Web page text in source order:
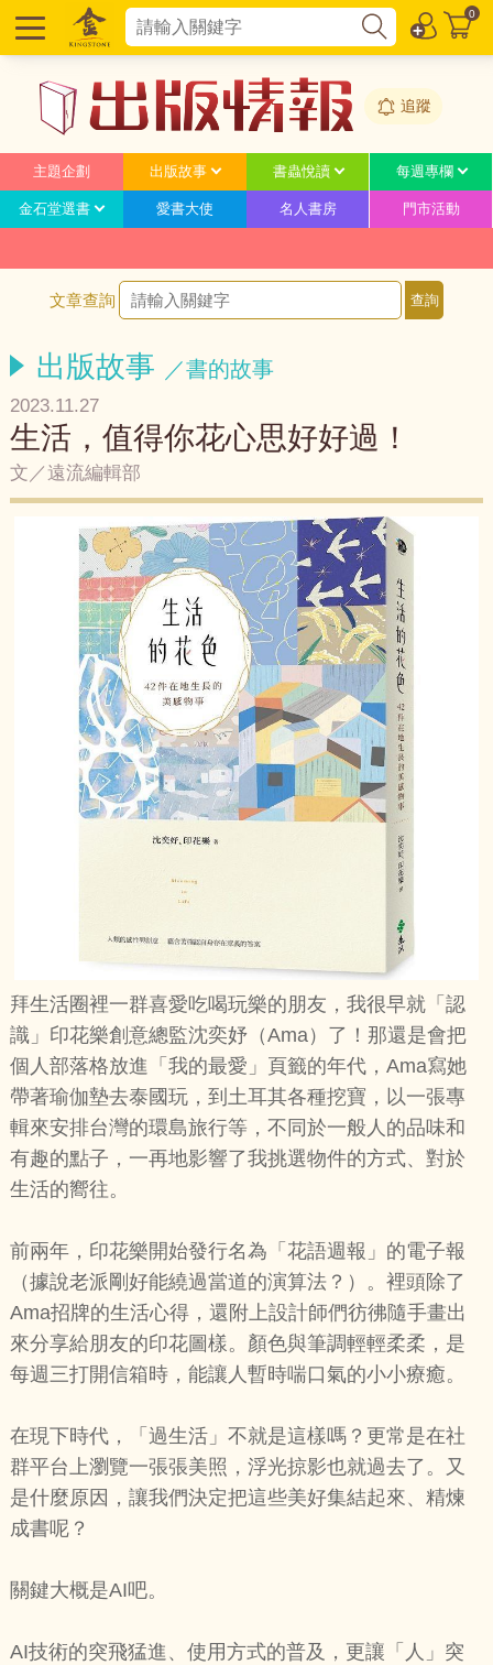
0
追蹤
主題企劃 出版故事 書蟲悅讀 每週專欄
金石堂選書 愛書大使 名人書房 門市活動
文章查詢
出版故事 ／書的故事
2023.11.27
生活，值得你花心思好好過！
文／遠流編輯部
拜生活圈裡一群喜愛吃喝玩樂的朋友，我很早就「認
識」印花樂創意總監沈奕妤（Ama）了！那還是會把
個人部落格放進「我的最愛」頁籤的年代，Ama寫她
帶著瑜伽墊去泰國玩，到土耳其各種挖寶，以一張專
輯來安排台灣的環島旅行等，不同於一般人的品味和
有趣的點子，一再地影響了我挑選物件的方式、對於
生活的嚮往。
前兩年，印花樂開始發行名為「花語週報」的電子報
（據說老派剛好能繞過當道的演算法？）。裡頭除了
Ama招牌的生活心得，還附上設計師們彷彿隨手畫出
來分享給朋友的印花圖樣。顏色與筆調輕輕柔柔，是
每週三打開信箱時，能讓人暫時喘口氣的小小療癒。
在現下時代，「過生活」不就是這樣嗎？更常是在社
群平台上瀏覽一張張美照，浮光掠影也就過去了。又
是什麼原因，讓我們決定把這些美好集結起來、精煉
成書呢？
關鍵大概是AI吧。
AI技術的突飛猛進、使用方式的普及，更讓「人」突